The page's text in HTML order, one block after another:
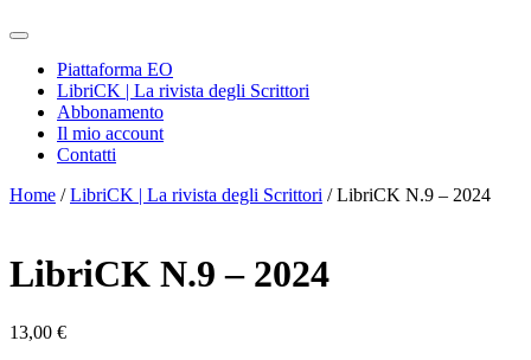
Piattaforma EO
LibriCK | La rivista degli Scrittori
Abbonamento
Il mio account
Contatti
Home /LibriCK | La rivista degli Scrittori / LibriCK N.9 – 2024
LibriCK N.9 – 2024
13,00 €